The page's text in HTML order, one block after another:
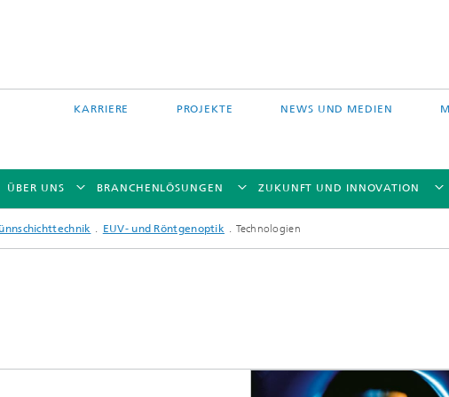
KARRIERE PROJEKTE NEWS UND MEDIEN
ÜBER UNS BRANCHENLÖSUNGEN ZUKUNFT UND INNOVATION
Pulverbettverfahren und Drucken
EUV- und Röntgenoptik Technologien